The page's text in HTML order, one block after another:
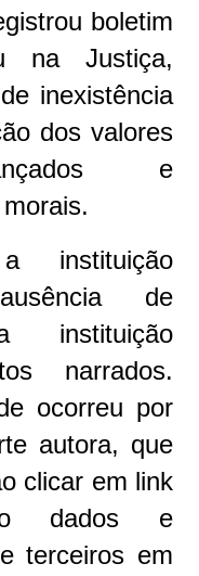
boletim
na Justiça,
inexistência
dos valores
e
instituição
de
instituição
narrados.
ocorreu por
autora, que
clicar em link
dados e
terceiros em